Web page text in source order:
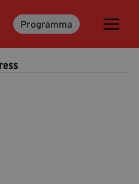
Programma